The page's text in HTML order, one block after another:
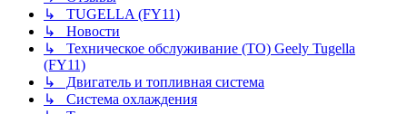
↳ TUGELLA (FY11)
↳ Новости
↳ Техническое обслуживание (ТО) Geely Tugella
(FY11)
↳ Двигатель и топливная система
↳ Система охлаждения